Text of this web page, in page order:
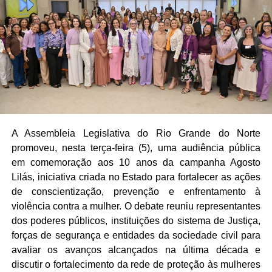
A Assembleia Legislativa do Rio Grande do Norte
promoveu, nesta terça-feira (5), uma audiência pública
em comemoração aos 10 anos da campanha Agosto
Lilás, iniciativa criada no Estado para fortalecer as ações
de conscientização, prevenção e enfrentamento à
violência contra a mulher. O debate reuniu representantes
dos poderes públicos, instituições do sistema de Justiça,
forças de segurança e entidades da sociedade civil para
avaliar os avanços alcançados na última década e
discutir o fortalecimento da rede de proteção às mulheres